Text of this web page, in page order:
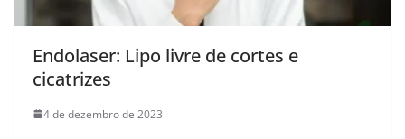
Endolaser: Lipo livre de cortes e
cicatrizes
4 de dezembro de 2023